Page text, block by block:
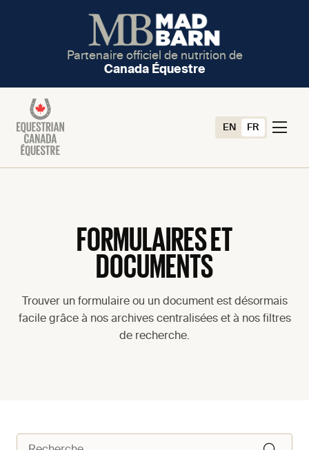
Partenaire officiel de nutrition de
Canada Équestre
EN FR
FORMULAIRES ET
DOCUMENTS
Trouver un formulaire ou un document est désormais
facile grâce à nos archives centralisées et à nos filtres
de recherche.